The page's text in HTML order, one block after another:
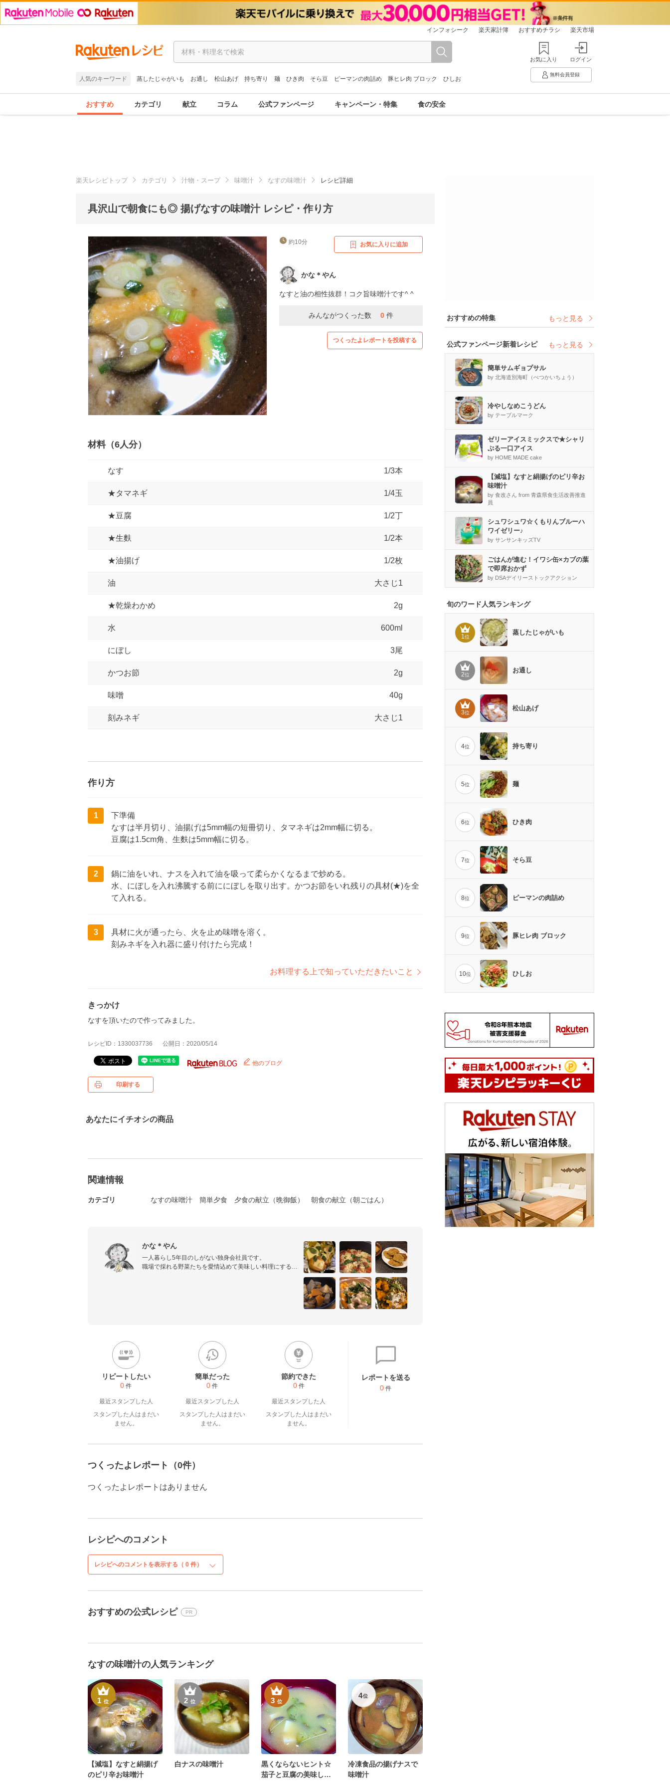
インフォシーク 楽天家計簿 おすすめチラシ 楽天市場
人気のキーワード 蒸したじゃがいも お通し 松山あげ 持ち寄り 麺 ひき肉 そら豆 ピーマンの肉詰め 豚ヒレ肉 ブロック ひしお
お気に入り ログイン
無料会員登録
おすすめ カテゴリ 献立 コラム 公式ファンページ キャンペーン・特集 食の安全
楽天レシピトップ カテゴリ 汁物・スープ 味噌汁 なすの味噌汁 レシピ詳細
具沢山で朝食にも◎ 揚げなすの味噌汁 レシピ・作り方
約10分 お気に入りに追加
かな＊やん
なすと油の相性抜群！コク旨味噌汁です^ ^
みんながつくった数 0 件
つくったよレポートを投稿する
材料（6人分）
なす 1/3本
★タマネギ 1/4玉
★豆腐 1/2丁
★生麩 1/2本
★油揚げ 1/2枚
油 大さじ1
★乾燥わかめ 2g
水 600ml
にぼし 3尾
かつお節 2g
味噌 40g
刻みネギ 大さじ1
作り方
1
下準備
なすは半月切り、油揚げは5mm幅の短冊切り、タマネギは2mm幅に切る。
豆腐は1.5cm角、生麩は5mm幅に切る。
2
鍋に油をいれ、ナスを入れて油を吸って柔らかくなるまで炒める。
水、にぼしを入れ沸騰する前ににぼしを取り出す。かつお節をいれ残りの具材(★)を全
て入れる。
3
具材に火が通ったら、火を止め味噌を溶く。
刻みネギを入れ器に盛り付けたら完成！
お料理する上で知っていただきたいこと
きっかけ
なすを頂いたので作ってみました。
レシピID：1330037736 公開日：2020/05/14
他のブログ
印刷する
あなたにイチオシの商品
関連情報
カテゴリ なすの味噌汁 簡単夕食 夕食の献立（晩御飯） 朝食の献立（朝ごはん）
かな＊やん
一人暮らし5年目のしがない独身会社員です。
職場で採れる野菜たちを愛情込めて美味しい料理にするこ
リピートしたい
0 件
最近スタンプした人
スタンプした人はまだい
ません。
簡単だった
0 件
最近スタンプした人
スタンプした人はまだい
ません。
節約できた
0 件
最近スタンプした人
スタンプした人はまだい
ません。
レポートを送る
0 件
つくったよレポート（0件）
つくったよレポートはありません
レシピへのコメント
レシピへのコメントを表示する（ 0 件）
おすすめの公式レシピ PR
なすの味噌汁の人気ランキング
1位
【減塩】なすと絹揚げ
のピリ辛お味噌汁
2位
白ナスの味噌汁
3位
黒くならないヒント☆
茄子と豆腐の美味しい
4位
冷凍食品の揚げナスで
味噌汁
おすすめの特集 もっと見る
公式ファンページ新着レシピ もっと見る
簡単サムギョプサル
by 北海道別海町（べつかいちょう）
冷やしなめこうどん
by テーブルマーク
ゼリーアイスミックスで★シャリ
ぷる一口アイス
by HOME MADE cake
【減塩】なすと絹揚げのピリ辛お
味噌汁
by 食改さん from 青森県食生活改善推進
員
シュワシュワ☆くもりんブルーハ
ワイゼリー♪
by サンサンキッズTV
ごはんが進む！イワシ缶×カブの葉
で即席おかず
by DSAデイリーストックアクション
旬のワード人気ランキング
1位
蒸したじゃがいも
2位
お通し
3位
松山あげ
4位 持ち寄り
5位 麺
6位 ひき肉
7位 そら豆
8位 ピーマンの肉詰め
9位 豚ヒレ肉 ブロック
10位 ひしお